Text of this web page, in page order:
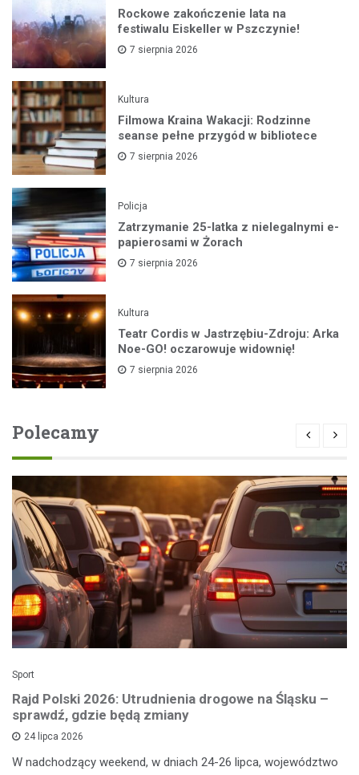
Rockowe zakończenie lata na
festiwalu Eiskeller w Pszczynie!
7 sierpnia 2026
Kultura
Filmowa Kraina Wakacji: Rodzinne
seanse pełne przygód w bibliotece
7 sierpnia 2026
Policja
Zatrzymanie 25-latka z nielegalnymi e-
papierosami w Żorach
7 sierpnia 2026
Kultura
Teatr Cordis w Jastrzębiu-Zdroju: Arka
Noe-GO! oczarowuje widownię!
7 sierpnia 2026
Polecamy
Sport
Rajd Polski 2026: Utrudnienia drogowe na Śląsku –
sprawdź, gdzie będą zmiany
24 lipca 2026
W nadchodzący weekend, w dniach 24-26 lipca, województwo